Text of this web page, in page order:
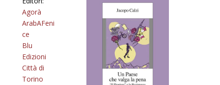
Agorà
ArabAFeni
ce
Blu
Edizioni
Città di
Torino